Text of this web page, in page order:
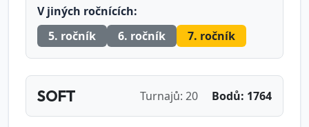
V jiných ročnících:
5. ročník
6. ročník 7. ročník
SOFT Turnajů: 20 Bodů: 1764